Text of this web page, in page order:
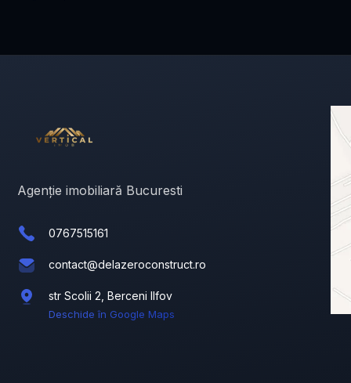
Agenție imobiliară Bucuresti
0767515161
contact@delazeroconstruct.ro
str Scolii 2, Berceni Ilfov
Deschide în Google Maps